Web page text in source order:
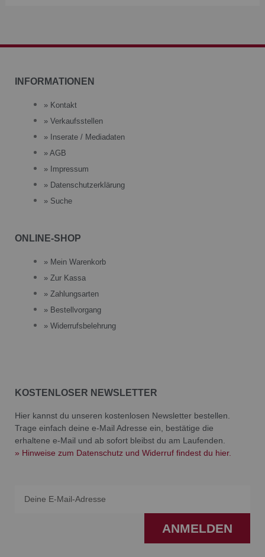
INFORMATIONEN
» Kontakt
» Verkaufsstellen
» Inserate / Mediadaten
» AGB
» Impressum
» Datenschutzerklärung
» Suche
ONLINE-SHOP
» Mein Warenkorb
» Zur Kassa
» Zahlungsarten
» Bestellvorgang
» Widerrufsbelehrung
KOSTENLOSER NEWSLETTER
Hier kannst du unseren kostenlosen Newsletter bestellen.
Trage einfach deine e-Mail Adresse ein, bestätige die
erhaltene e-Mail und ab sofort bleibst du am Laufenden.
» Hinweise zum Datenschutz und Widerruf findest du hier.
ANMELDEN